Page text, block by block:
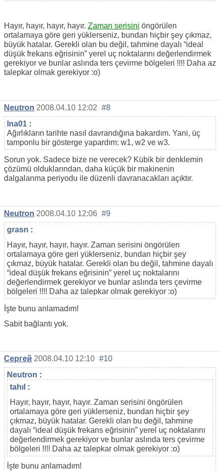
Hayır, hayır, hayır, hayır. Zaman serisini öngörülen
ortalamaya göre geri yüklerseniz, bundan hiçbir şey çıkmaz,
büyük hatalar. Gerekli olan bu değil, tahmine dayalı “ideal
düşük frekans eğrisinin” yerel uç noktalarını değerlendirmek
gerekiyor ve bunlar aslında ters çevirme bölgeleri !!!! Daha az
talepkar olmak gerekiyor :o)
Neutron 2008.04.10 12:02 #8
lna01 :
Ağırlıkların tarihte nasıl davrandığına bakardım. Yani, üç
tamponlu bir gösterge yapardım: w1, w2 ve w3.
Sorun yok. Sadece bize ne verecek? Kübik bir denklemin
çözümü olduklarından, daha küçük bir makinenin
dalgalanma periyodu ile düzenli davranacakları açıktır.
Neutron 2008.04.10 12:06 #9
grasn :
Hayır, hayır, hayır, hayır. Zaman serisini öngörülen
ortalamaya göre geri yüklerseniz, bundan hiçbir şey
çıkmaz, büyük hatalar. Gerekli olan bu değil, tahmine dayalı
“ideal düşük frekans eğrisinin” yerel uç noktalarını
değerlendirmek gerekiyor ve bunlar aslında ters çevirme
bölgeleri !!!! Daha az talepkar olmak gerekiyor :o)
İşte bunu anlamadım!
Sabit bağlantı yok.
Сергей 2008.04.10 12:10 #10
Neutron :
tahıl :
Hayır, hayır, hayır, hayır. Zaman serisini öngörülen
ortalamaya göre geri yüklerseniz, bundan hiçbir şey
çıkmaz, büyük hatalar. Gerekli olan bu değil, tahmine
dayalı “ideal düşük frekans eğrisinin” yerel uç noktalarını
değerlendirmek gerekiyor ve bunlar aslında ters çevirme
bölgeleri !!!! Daha az talepkar olmak gerekiyor :o)
İşte bunu anlamadım!